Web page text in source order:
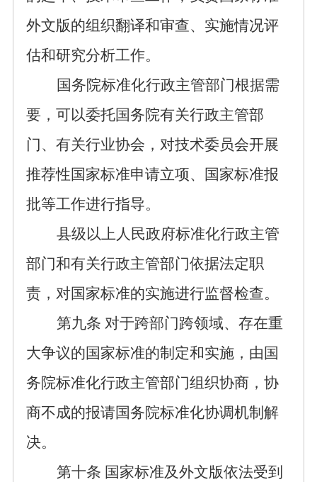
外文版的组织翻译和审查、实施情况评
估和研究分析工作。
国务院标准化行政主管部门根据需
要，可以委托国务院有关行政主管部
门、有关行业协会 ，对技术委员会开展
推荐性国家标准申请立项、国家标准报
批等工作进行指导。
县级以上人民政府标准化行政主管
部门和有关行政主管部门依据法定职
责，对国家标准的实施进行监督检查。
第九条 对于跨部门跨领域、 存在重
大争议的国家标准的制定和实施，由国
务院标准化行政主管部门组织协商，协
商不成的报请国务院标准化协调机制解
决。
第十条 国家标准及外文版依法受到